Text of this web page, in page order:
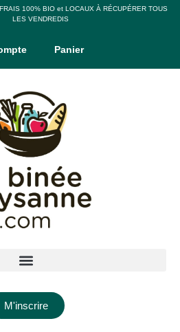
100% BIO et LOCAUX À RÉCUPÉRER TOUS
LES VENDREDIS
Panier
M'inscrire